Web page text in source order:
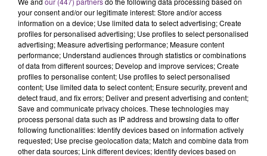
s'est avéré être plus précoce que prévu,
l'inspection du Travail en profite pour rappeler
les conditions de...
TITRES DIFFUSÉS
21h30
21h30 21h26
21h26
your consent and/or our legitimate interest: Store and/or access
information on a device; Use limited data to select advertising; Create
profiles for personalised advertising; Use profiles to select personalised
advertising; Measure advertising performance; Measure content
performance; Understand audiences through statistics or combinations
of data from different sources; Develop and improve services; Create
profiles to personalise content; Use profiles to select personalised
content; Use limited data to select content; Ensure security, prevent and
detect fraud, and fix errors; Deliver and present advertising and content;
Save and communicate privacy choices. These technologies may
process personal data such as IP address and browsing data to offer
following functionalities: Identify devices based on information actively
requested; Use precise geolocation data; Match and combine data from
other data sources; Link different devices; Identify devices based on